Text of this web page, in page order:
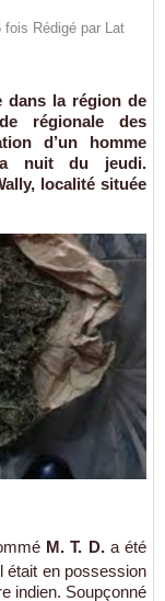
fois Rédigé par Lat
dans la région de
régionale des
d’un homme
la nuit du jeudi.
localité située
M. T. D.a été
était en possession
indien. Soupçonné